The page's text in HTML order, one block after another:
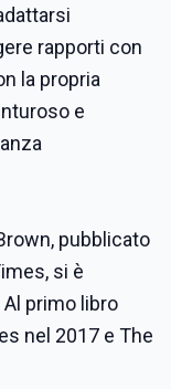
rapporti con
la propria
e
pubblicato
si è
primo libro
nel 2017 e The